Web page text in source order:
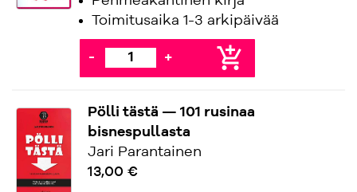
Toimitusaika 1-3 arkipäivää
- + add_shopping_cart
Pölli tästä — 101 rusinaa
bisnespullasta
Jari Parantainen
13,00 €